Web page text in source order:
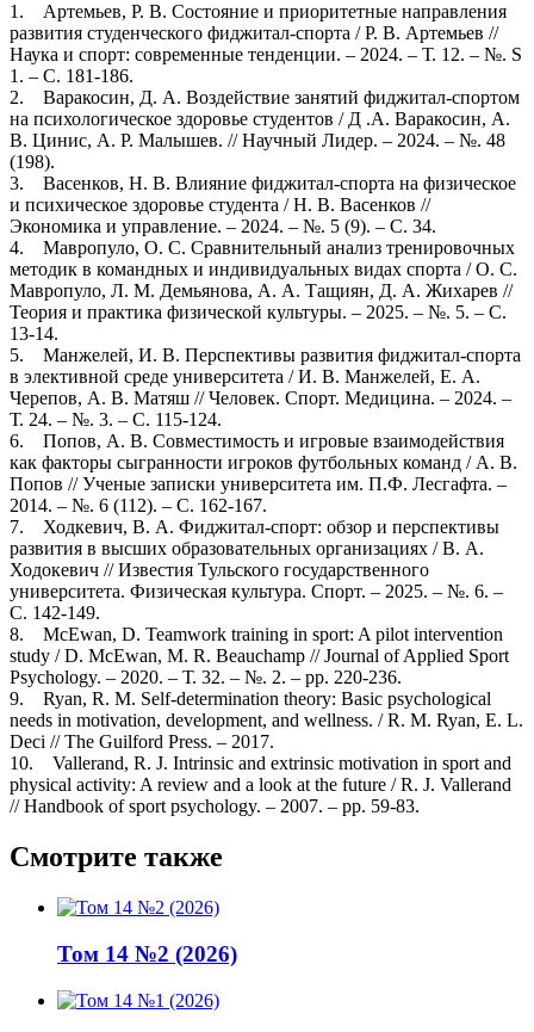
1. Артемьев, Р. В. Состояние и приоритетные направления
развития студенческого фиджитал-спорта / Р. В. Артемьев //
Наука и спорт: современные тенденции. – 2024. – Т. 12. – №. S
1. – С. 181-186.
2. Варакосин, Д. А. Воздействие занятий фиджитал-спортом
на психологическое здоровье студентов / Д .А. Варакосин, А.
В. Цинис, А. Р. Малышев. // Научный Лидер. – 2024. – №. 48
(198).
3. Васенков, Н. В. Влияние фиджитал-спорта на физическое
и психическое здоровье студента / Н. В. Васенков //
Экономика и управление. – 2024. – №. 5 (9). – С. 34.
4. Мавропуло, О. С. Сравнительный анализ тренировочных
методик в командных и индивидуальных видах спорта / О. С.
Мавропуло, Л. М. Демьянова, А. А. Тащиян, Д. А. Жихарев //
Теория и практика физической культуры. – 2025. – №. 5. – С.
13-14.
5. Манжелей, И. В. Перспективы развития фиджитал-спорта
в элективной среде университета / И. В. Манжелей, Е. А.
Черепов, А. В. Матяш // Человек. Спорт. Медицина. – 2024. –
Т. 24. – №. 3. – С. 115-124.
6. Попов, А. В. Совместимость и игровые взаимодействия
как факторы сыгранности игроков футбольных команд / А. В.
Попов // Ученые записки университета им. П.Ф. Лесгафта. –
2014. – №. 6 (112). – С. 162-167.
7. Ходкевич, В. А. Фиджитал-спорт: обзор и перспективы
развития в высших образовательных организациях / В. А.
Ходокевич // Известия Тульского государственного
университета. Физическая культура. Спорт. – 2025. – №. 6. –
С. 142-149.
8. McEwan, D. Teamwork training in sport: A pilot intervention
study / D. McEwan, M. R. Beauchamp // Journal of Applied Sport
Psychology. – 2020. – Т. 32. – №. 2. – рр. 220-236.
9. Ryan, R. M. Self-determination theory: Basic psychological
needs in motivation, development, and wellness. / R. M. Ryan, E. L.
Deci // The Guilford Press. – 2017.
10. Vallerand, R. J. Intrinsic and extrinsic motivation in sport and
physical activity: A review and a look at the future / R. J. Vallerand
// Handbook of sport psychology. – 2007. – рр. 59-83.
Смотрите также
Том 14 №2 (2026)